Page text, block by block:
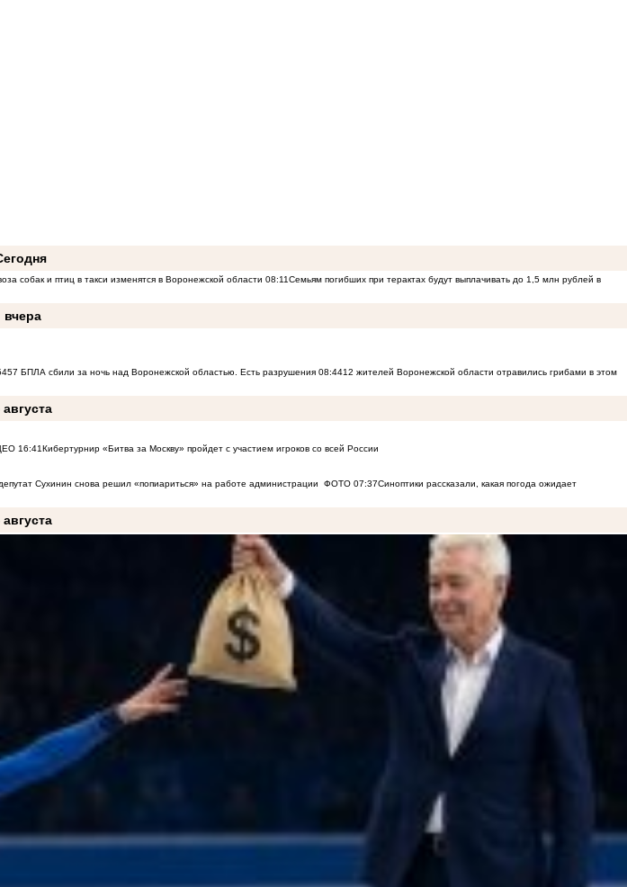
собак и птиц в такси изменятся в Воронежской области 08:11Семьям погибших при терактах будут выплачивать до 1,5 млн рублей в
вчера
57 БПЛА сбили за ночь над Воронежской областью. Есть разрушения 08:4412 жителей Воронежской области отравились грибами в этом
августа
16:41Кибертурнир «Битва за Москву» пройдет с участием игроков со всей России
Сухинин снова решил «попиариться» на работе администрации ФОТО 07:37Синоптики рассказали, какая погода ожидает
августа